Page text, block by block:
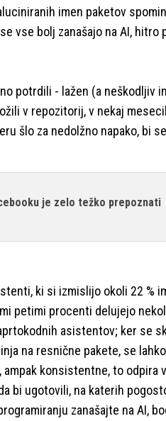
imen paketov
vse bolj zanašajo na AI, hitro
potrdili - lažen (a neškodljiv
v repozitorij, v nekaj
šlo za nedolžno napako, bi
je zelo težko prepoznati
ki si izmislijo okoli 22 %
petimi procenti delujejo
asistentov; ker se
na resnične pakete, se
konsistentne, to odpira
bi ugotovili, na katerih
zanašajte na AI,